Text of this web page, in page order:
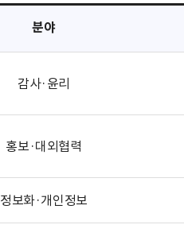
분야
감사·윤리
홍보·대외협력
정보화·개인정보